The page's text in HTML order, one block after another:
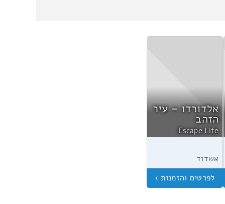
אלדורדו – עיר
הזהב
Escape Life
אשדוד